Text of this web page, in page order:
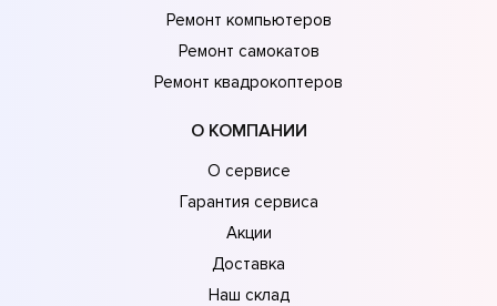
Ремонт компьютеров
Ремонт самокатов
Ремонт квадрокоптеров
О КОМПАНИИ
О сервисе
Гарантия сервиса
Акции
Доставка
Наш склад